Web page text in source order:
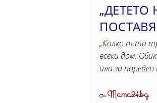
„Колко пъти
всеки дом.
или за
ОтMama24.bg